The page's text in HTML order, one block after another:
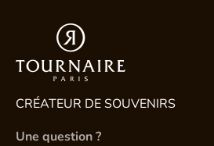
CRÉATEUR DE SOUVENIRS
Une question ?